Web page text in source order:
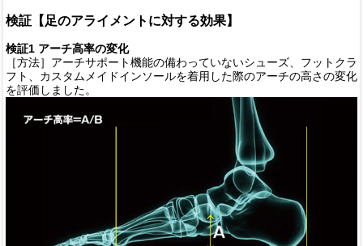
検証【足のアライメントに対する効果】
検証1 アーチ高率の変化
［方法］アーチサポート機能の備わっていないシューズ、フットクラ
フト、カスタムメイドインソールを着用した際のアーチの高さの変化
を評価しました。